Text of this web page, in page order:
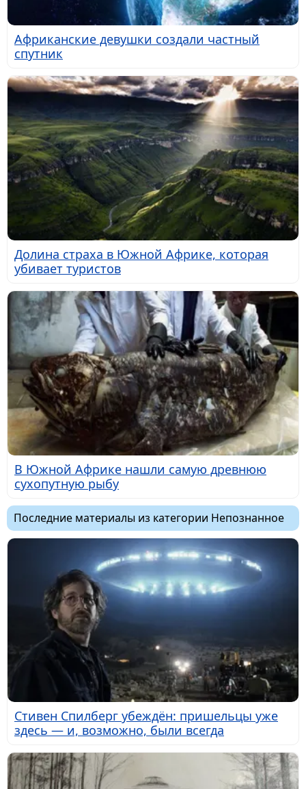
Африканские девушки создали частный
спутник
Долина страха в Южной Африке, которая
убивает туристов
В Южной Африке нашли самую древнюю
сухопутную рыбу
Последние материалы из категории Непознанное
Стивен Спилберг убеждён: пришельцы уже
здесь — и, возможно, были всегда